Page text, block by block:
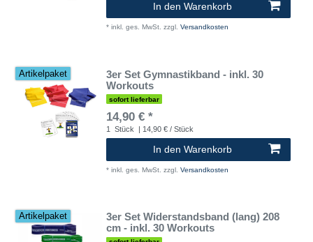
In den Warenkorb
* inkl. ges. MwSt. zzgl. Versandkosten
Artikelpaket
3er Set Gymnastikband - inkl. 30
Workouts
sofort lieferbar
14,90 € *
1 Stück | 14,90 € / Stück
In den Warenkorb
* inkl. ges. MwSt. zzgl. Versandkosten
Artikelpaket
3er Set Widerstandsband (lang) 208
cm - inkl. 30 Workouts